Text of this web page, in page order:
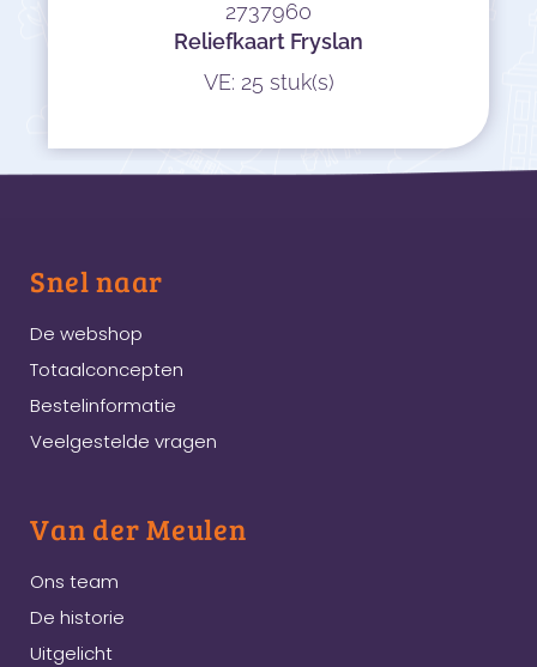
2737960
Reliefkaart Fryslan
VE: 25 stuk(s)
Snel naar
De webshop
Totaalconcepten
Bestelinformatie
Veelgestelde vragen
Van der Meulen
Ons team
De historie
Uitgelicht